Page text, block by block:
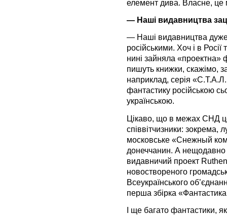
елемент дива. Власне, це
— Наші видавництва
— Наші видавництва дуже
російськими. Хоч і в
нині зайняла «проектна»
пишуть книжки, скажімо,
наприклад, серія
фантастику російською
українською.
Цікаво, що в межах СНД
співвітчизники: зокрема,
московське «Снежный
донеччанин. А нещодавно
видавничий проект
новоствореного
Всеукраїнського
перша збірка
І ще багато фантастики,